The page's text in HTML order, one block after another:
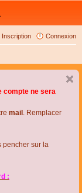
Connexion
Inscription
compte ne sera
mail . Remplacer
pencher sur la
: